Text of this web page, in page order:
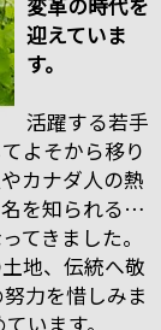
変革の時代を
迎えていま
す。
活躍する若手
よそから移り
カナダ人の熱
を知られる…
てきました。
地、伝統へ敬
力を惜しみま